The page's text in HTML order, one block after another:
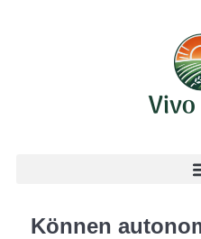
Können